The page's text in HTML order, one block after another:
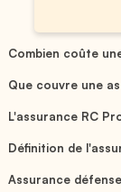
Combien coûte
Que couvre une
L'assurance RC
Définition de
Assurance